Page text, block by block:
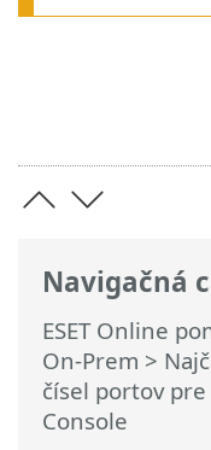
Navigačná
ESET Online
On-Prem >
čísel portov pre
Console